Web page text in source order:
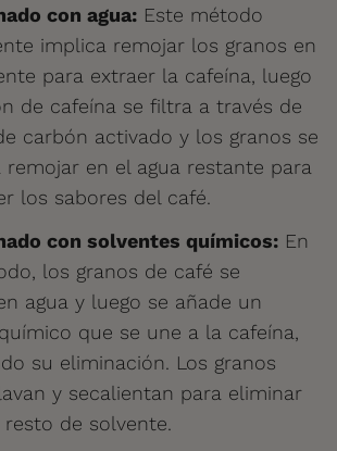
con agua: Este método
implica remojar los granos en
para extraer la cafeína, luego
de cafeína se filtra a través de
carbón activado y los granos se
remojar en el agua restante para
los sabores del café.
con solventes químicos: En
los granos de café se
agua y luego se añade un
que se une a la cafeína,
su eliminación. Los granos
y secalientan para eliminar
de solvente.